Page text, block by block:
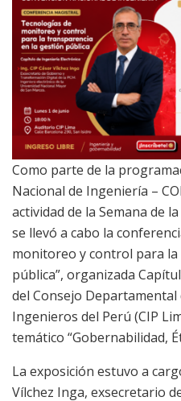
Como parte de la
Nacional de Ingeniería –
actividad de la Semana de
se llevó a cabo la
monitoreo y control para
pública”, organizada
del Consejo Departamental
Ingenieros del Perú (CIP
temático “Gobernabilidad,
La exposición estuvo a
Vílchez Inga, exsecretario